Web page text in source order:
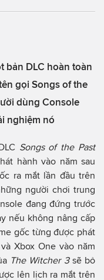
bản DLC hoàn toàn
gọi Songs of the
dùng Console
nghiệm nó
Songs of the Past
hành vào năm sau
ra mắt lần đầu trên
người chơi trung
đang đứng trước
nếu không nâng cấp
gốc từng được phát
Xbox One vào năm
The Witcher 3sẽ bỏ
lên lịch ra mắt trên